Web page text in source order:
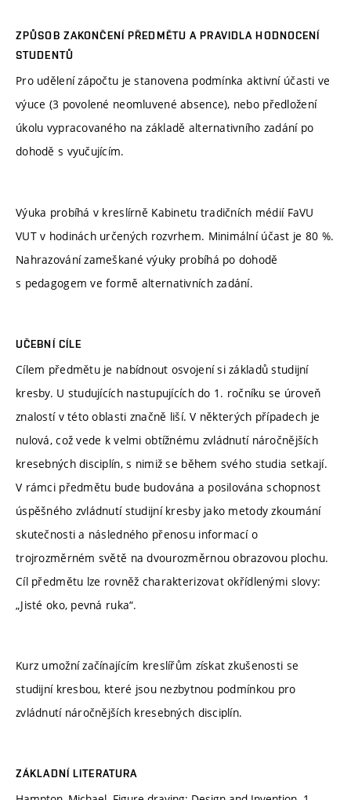
ZPŮSOB ZAKONČENÍ PŘEDMĚTU A PRAVIDLA HODNOCENÍ
STUDENTŮ
Pro udělení zápočtu je stanovena podmínka aktivní účasti ve
výuce (3 povolené neomluvené absence), nebo předložení
úkolu vypracovaného na základě alternativního zadání po
dohodě s vyučujícím.
Výuka probíhá v kreslírně Kabinetu tradičních médií FaVU
VUT v hodinách určených rozvrhem. Minimální účast je 80 %.
Nahrazování zameškané výuky probíhá po dohodě
s pedagogem ve formě alternativních zadání.
UČEBNÍ CÍLE
Cílem předmětu je nabídnout osvojení si základů studijní
kresby. U studujících nastupujících do 1. ročníku se úroveň
znalostí v této oblasti značně liší. V některých případech je
nulová, což vede k velmi obtížnému zvládnutí náročnějších
kresebných disciplín, s nimiž se během svého studia setkají.
V rámci předmětu bude budována a posilována schopnost
úspěšného zvládnutí studijní kresby jako metody zkoumání
skutečnosti a následného přenosu informací o
trojrozměrném světě na dvourozměrnou obrazovou plochu.
Cíl předmětu lze rovněž charakterizovat okřídlenými slovy:
„Jisté oko, pevná ruka“.
Kurz umožní začínajícím kreslířům získat zkušenosti se
studijní kresbou, které jsou nezbytnou podmínkou pro
zvládnutí náročnějších kresebných disciplín.
ZÁKLADNÍ LITERATURA